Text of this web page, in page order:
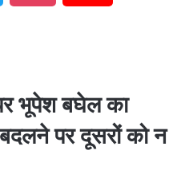
भूपेश बघेल का
पर दूसरों को न